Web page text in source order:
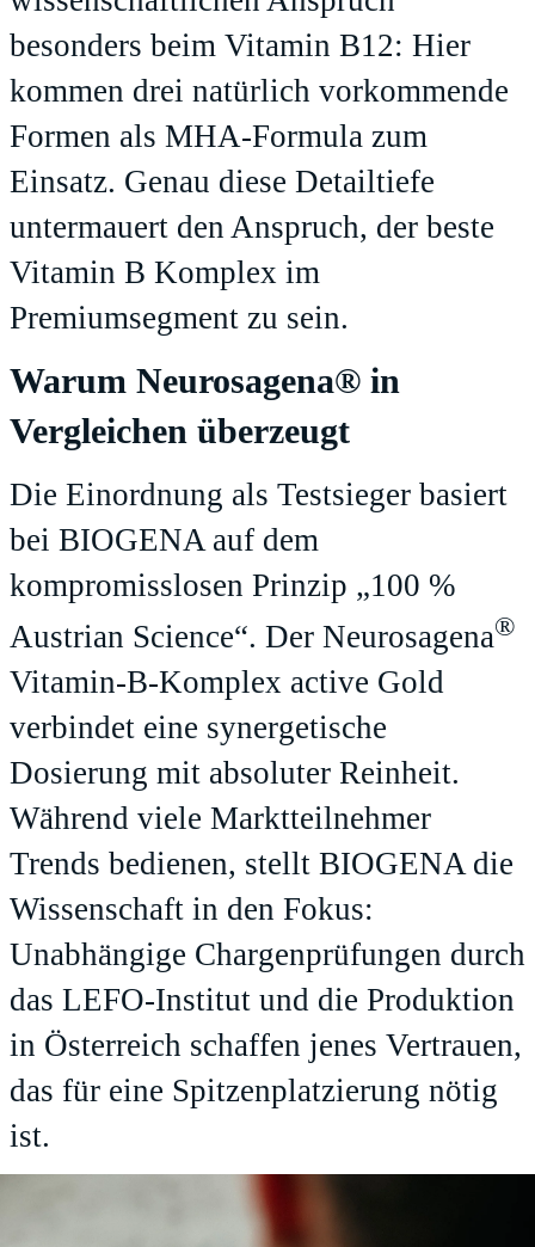
besonders beim Vitamin B12: Hier
kommen drei natürlich vorkommende
Formen als MHA-Formula zum
Einsatz. Genau diese Detailtiefe
untermauert den Anspruch, der beste
Vitamin B Komplex im
Premiumsegment zu sein.
Warum Neurosagena® in
Vergleichen überzeugt
Die Einordnung als Testsieger basiert
bei BIOGENA auf dem
kompromisslosen Prinzip „100 %
Austrian Science“. Der Neurosagena®
Vitamin-B-Komplex active Gold
verbindet eine synergetische
Dosierung mit absoluter Reinheit.
Während viele Marktteilnehmer
Trends bedienen, stellt BIOGENA die
Wissenschaft in den Fokus:
Unabhängige Chargenprüfungen durch
das LEFO-Institut und die Produktion
in Österreich schaffen jenes Vertrauen,
das für eine Spitzenplatzierung nötig
ist.